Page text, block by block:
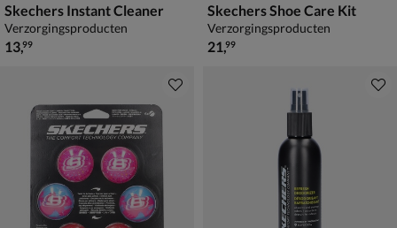
Skechers Instant Cleaner
Verzorgingsproducten
€ 13,99
13,99
Skechers Shoe Care Kit
Verzorgingsproducten
€ 21,99
21,99